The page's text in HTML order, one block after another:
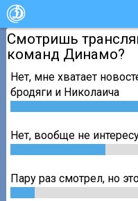
Смотришь
команд Динамо?
Нет, мне хватает
бродяги и Николаича
Нет, вообще не
Пару раз смотрел, но